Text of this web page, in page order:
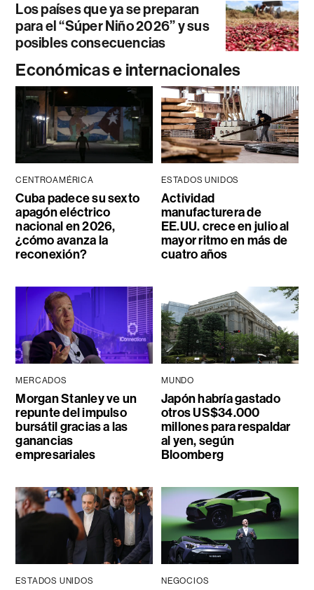
Los países que ya se preparan
para el “Súper Niño 2026” y sus
posibles consecuencias
Económicas e internacionales
CENTROAMÉRICA
Cuba padece su sexto
apagón eléctrico
nacional en 2026,
¿cómo avanza la
reconexión?
ESTADOS UNIDOS
Actividad
manufacturera de
EE.UU. crece en julio al
mayor ritmo en más de
cuatro años
MERCADOS
Morgan Stanley ve un
repunte del impulso
bursátil gracias a las
ganancias
empresariales
MUNDO
Japón habría gastado
otros US$34.000
millones para respaldar
al yen, según
Bloomberg
ESTADOS UNIDOS NEGOCIOS